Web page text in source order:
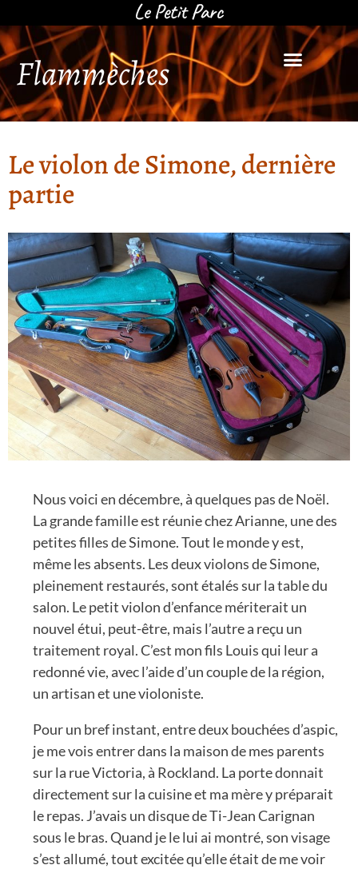
Flammèches
Le violon de Simone, dernière
partie
Nous voici en décembre, à quelques pas de Noël.
La grande famille est réunie chez Arianne, une des
petites filles de Simone. Tout le monde y est,
même les absents. Les deux violons de Simone,
pleinement restaurés, sont étalés sur la table du
salon. Le petit violon d’enfance mériterait un
nouvel étui, peut-être, mais l’autre a reçu un
traitement royal. C’est mon fils Louis qui leur a
redonné vie, avec l’aide d’un couple de la région,
un artisan et une violoniste.
Pour un bref instant, entre deux bouchées d’aspic,
je me vois entrer dans la maison de mes parents
sur la rue Victoria, à Rockland. La porte donnait
directement sur la cuisine et ma mère y préparait
le repas. J’avais un disque de Ti-Jean Carignan
sous le bras. Quand je le lui ai montré, son visage
s’est allumé, tout excitée qu’elle était de me voir